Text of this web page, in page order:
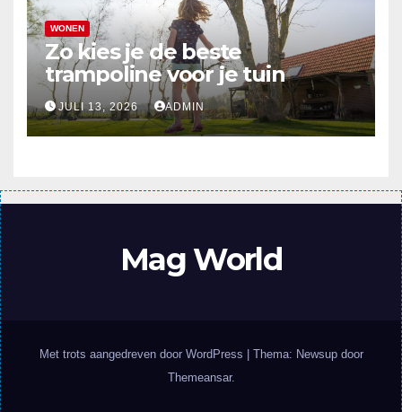
WONEN
Zo kies je de beste
trampoline voor je tuin
JULI 13, 2026 ADMIN
Mag World
Met trots aangedreven door WordPress | Thema: Newsup door
Themeansar.